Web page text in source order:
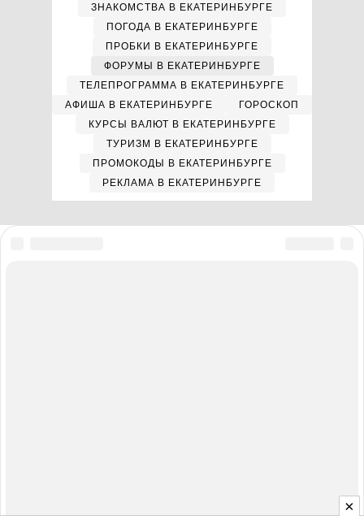
ЗНАКОМСТВА В ЕКАТЕРИНБУРГЕ
ПОГОДА В ЕКАТЕРИНБУРГЕ
ПРОБКИ В ЕКАТЕРИНБУРГЕ
ФОРУМЫ В ЕКАТЕРИНБУРГЕ
ТЕЛЕПРОГРАММА В ЕКАТЕРИНБУРГЕ
АФИША В ЕКАТЕРИНБУРГЕ
ГОРОСКОП
КУРСЫ ВАЛЮТ В ЕКАТЕРИНБУРГЕ
ТУРИЗМ В ЕКАТЕРИНБУРГЕ
ПРОМОКОДЫ В ЕКАТЕРИНБУРГЕ
РЕКЛАМА В ЕКАТЕРИНБУРГЕ